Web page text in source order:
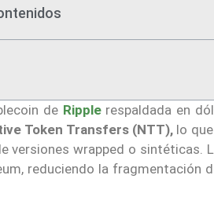
de Ripple respaldada en
Token Transfers (NTT), lo
versiones wrapped o sintéticas.
reduciendo la fragmentación